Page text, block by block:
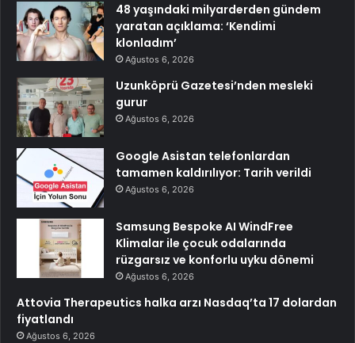
48 yaşındaki milyarderden gündem
yaratan açıklama: ‘Kendimi
klonladım’
Ağustos 6, 2026
Uzunköprü Gazetesi’nden mesleki
gurur
Ağustos 6, 2026
Google Asistan telefonlardan
tamamen kaldırılıyor: Tarih verildi
Ağustos 6, 2026
Samsung Bespoke AI WindFree
Klimalar ile çocuk odalarında
rüzgarsız ve konforlu uyku dönemi
Ağustos 6, 2026
Attovia Therapeutics halka arzı Nasdaq’ta 17 dolardan
fiyatlandı
Ağustos 6, 2026